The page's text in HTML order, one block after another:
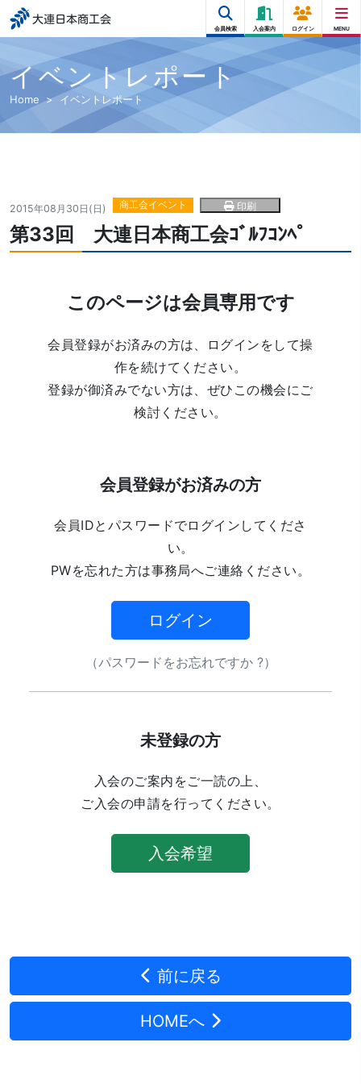
大連日本商工会
会員検索 入会案内 ログイン MENU
イベントレポート
Home イベントレポート
2015年08月30日(日) 商工会イベント 印刷
第33回 大連日本商工会ｺﾞﾙﾌｺﾝﾍﾟ
このページは会員専用です
会員登録がお済みの方は、ログインをして操
作を続けてください。
登録が御済みでない方は、ぜひこの機会にご
検討ください。
会員登録がお済みの方
会員IDとパスワードでログインしてくださ
い。
PWを忘れた方は事務局へご連絡ください。
ログイン
（パスワードをお忘れですか ?）
未登録の方
入会のご案内をご一読の上、
ご入会の申請を行ってください。
入会希望
前に戻る
HOMEへ